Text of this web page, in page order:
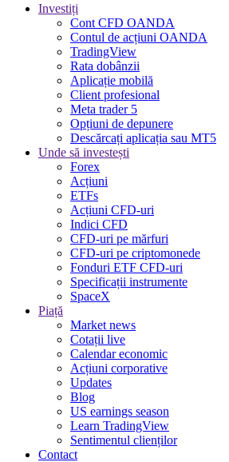
Investiți
Cont CFD OANDA
Contul de acțiuni OANDA
TradingView
Rata dobânzii
Aplicație mobilă
Client profesional
Meta trader 5
Opțiuni de depunere
Descărcați aplicația sau MT5
Unde să investești
Forex
Acțiuni
ETFs
Acțiuni CFD-uri
Indici CFD
CFD-uri pe mărfuri
CFD-uri pe criptomonede
Fonduri ETF CFD-uri
Specificații instrumente
SpaceX
Piață
Market news
Cotații live
Calendar economic
Acțiuni corporative
Updates
Blog
US earnings season
Learn TradingView
Sentimentul clienților
Contact